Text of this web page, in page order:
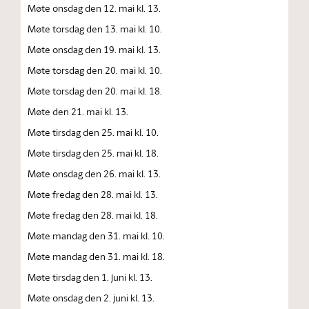
Møte onsdag den 12. mai kl. 13.
Møte torsdag den 13. mai kl. 10.
Møte onsdag den 19. mai kl. 13.
Møte torsdag den 20. mai kl. 10.
Møte torsdag den 20. mai kl. 18.
Møte den 21. mai kl. 13.
Møte tirsdag den 25. mai kl. 10.
Møte tirsdag den 25. mai kl. 18.
Møte onsdag den 26. mai kl. 13.
Møte fredag den 28. mai kl. 13.
Møte fredag den 28. mai kl. 18.
Møte mandag den 31. mai kl. 10.
Møte mandag den 31. mai kl. 18.
Møte tirsdag den 1. juni kl. 13.
Møte onsdag den 2. juni kl. 13.